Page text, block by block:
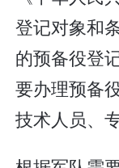
登记对象和
的预备役登
要办理预备
技术人员、